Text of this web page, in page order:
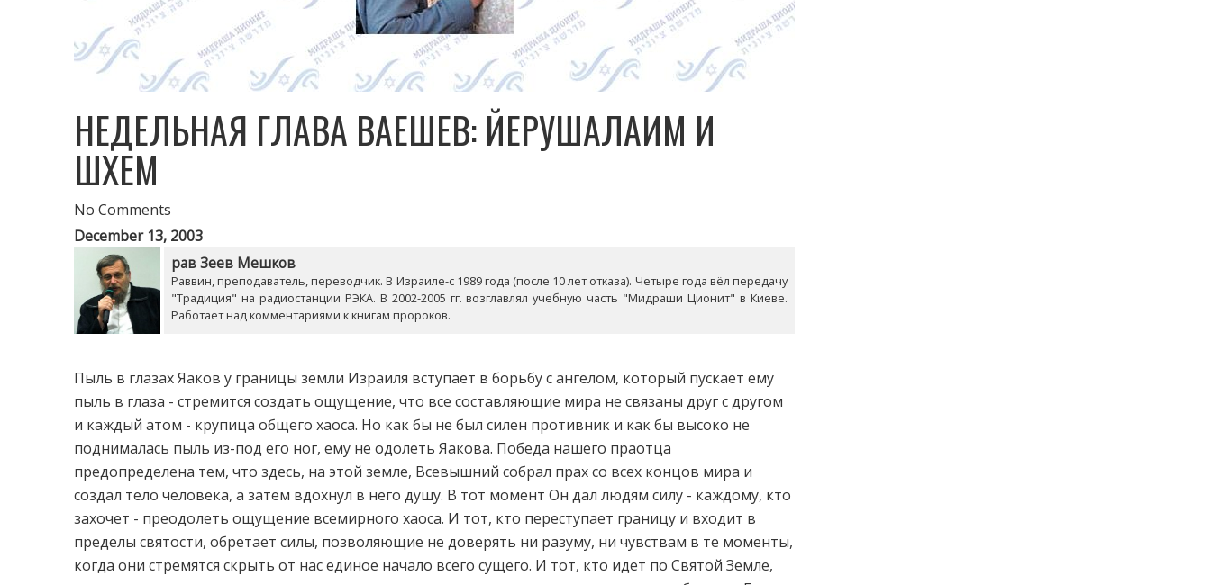
НЕДЕЛЬНАЯ ГЛАВА ВАЕШЕВ: ЙЕРУШАЛАИМ И
ШХЕМ
No Comments
December 13, 2003
рав Зеев Мешков
Раввин, преподаватель, переводчик. В Израиле-с 1989 года (после 10 лет отказа). Четыре года вёл передачу
"Традиция" на радиостанции РЭКА. В 2002-2005 гг. возглавлял учебную часть "Мидраши Ционит" в Киеве.
Работает над комментариями к книгам пророков.
Пыль в глазах Яаков у границы земли Израиля вступает в борьбу с ангелом, который пускает ему
пыль в глаза - стремится создать ощущение, что все составляющие мира не связаны друг с другом
и каждый атом - крупица общего хаоса. Но как бы не был силен противник и как бы высоко не
поднималась пыль из-под его ног, ему не одолеть Яакова. Победа нашего праотца
предопределена тем, что здесь, на этой земле, Всевышний собрал прах со всех концов мира и
создал тело человека, а затем вдохнул в него душу. В тот момент Он дал людям силу - каждому, кто
захочет - преодолеть ощущение всемирного хаоса. И тот, кто переступает границу и входит в
пределы святости, обретает силы, позволяющие не доверять ни разуму, ни чувствам в те моменты,
когда они стремятся скрыть от нас единое начало всего сущего. И тот, кто идет по Святой Земле,